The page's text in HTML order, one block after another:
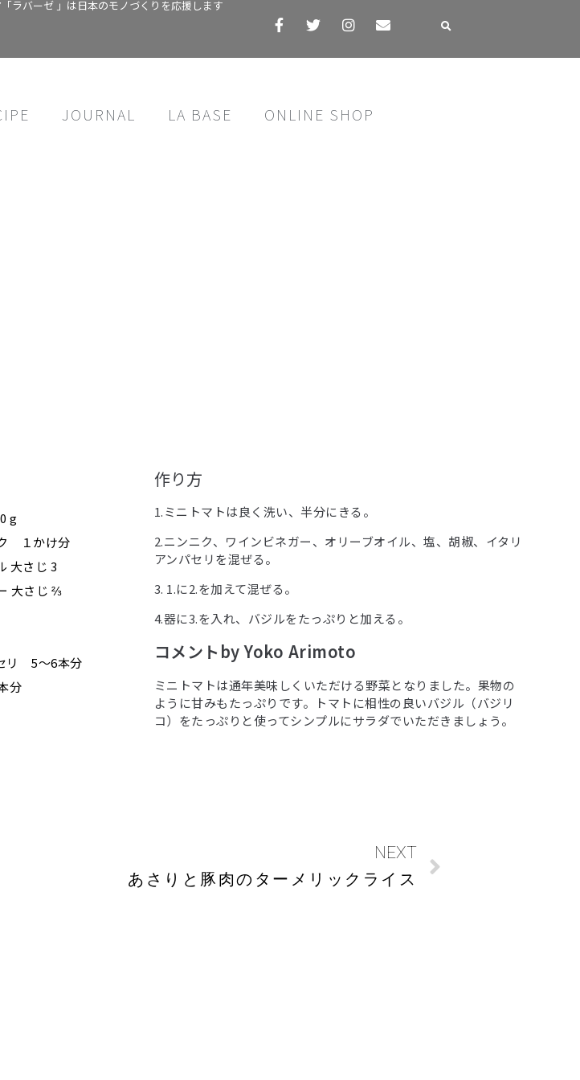
ラバーゼ 」は日本のモノづくりを応援します
JOURNAL LA BASE ONLINE SHOP
g
１かけ分
大さじ 3
大さじ ⅔
リ 5〜6本分
分
作り方
1.ミニトマトは良く洗い、半分にきる。
2.ニンニク、ワインビネガー、オリーブオイル、塩、胡椒、イタリ
アンパセリを混ぜる。
3. 1.に2.を加えて混ぜる。
4.器に3.を入れ、バジルをたっぷりと加える。
コメントby Yoko Arimoto
ミニトマトは通年美味しくいただける野菜となりました。果物の
ように甘みもたっぷりです。トマトに相性の良いバジル（バジリ
コ）をたっぷりと使ってシンプルにサラダでいただきましょう。
NEXT
あさりと豚肉のターメリックライス